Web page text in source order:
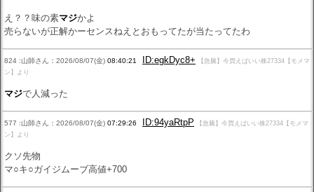
え？？味の素マジかよ
売らないが正解かーセンスねえとおもってたが当たってたわ
824 :山師さん：2026/08/07(金) 08:40:21 ID:egkDyc8+
【急騰】今買えばいい株27334【モメマ
ン】より
マジで人減った
577 :山師さん：2026/08/07(金) 07:29:26 ID:94yaRtpP
【急騰】今買えばいい株27334【モメマ
ン】より
クソ先物
マ○キ○ガイジムーブ高値+700